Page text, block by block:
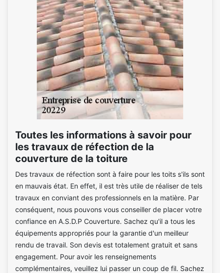
Toutes les informations à savoir pour
les travaux de réfection de la
couverture de la toiture
Des travaux de réfection sont à faire pour les toits s'ils sont
en mauvais état. En effet, il est très utile de réaliser de tels
travaux en conviant des professionnels en la matière. Par
conséquent, nous pouvons vous conseiller de placer votre
confiance en A.S.D.P Couverture. Sachez qu'il a tous les
équipements appropriés pour la garantie d'un meilleur
rendu de travail. Son devis est totalement gratuit et sans
engagement. Pour avoir les renseignements
complémentaires, veuillez lui passer un coup de fil. Sachez